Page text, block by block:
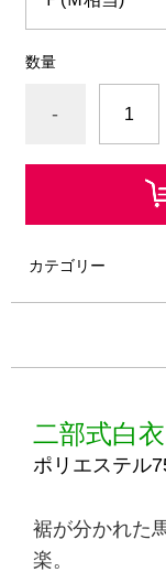
数量
-
カテゴリー
二部式白
ポリエステル
裾が分かれた
楽。